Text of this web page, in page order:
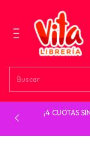
¡4 CUOTAS